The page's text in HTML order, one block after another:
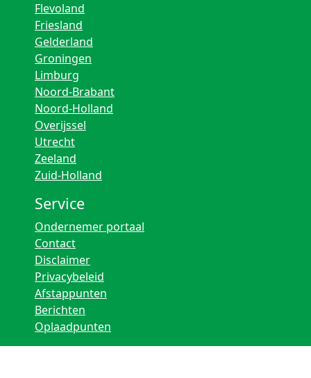
Flevoland
Friesland
Gelderland
Groningen
Limburg
Noord-Brabant
Noord-Holland
Overijssel
Utrecht
Zeeland
Zuid-Holland
Service
Ondernemer portaal
Contact
Disclaimer
Privacybeleid
Afstappunten
Berichten
Oplaadpunten